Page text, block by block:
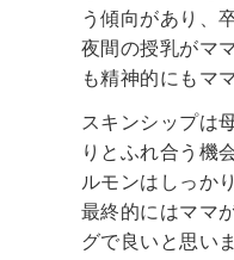
う傾向があり、
夜間の授乳がマ
も精神的にもマ
スキンシップは
りとふれ合う機
ルモンはしっか
最終的にはママ
グで良いと思いま